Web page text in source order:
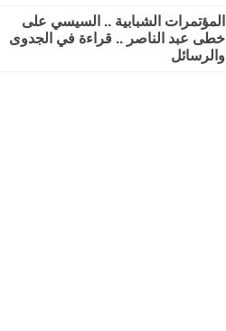
المؤتمرات الشبابية .. السيسي على
خطى عبد الناصر .. قراءة في الجدوى
والرسائل